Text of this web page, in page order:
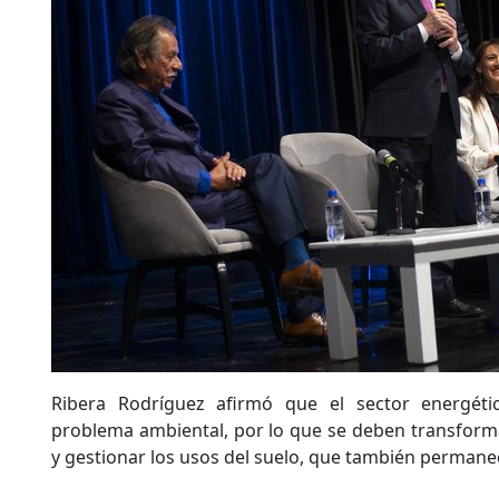
Ribera Rodríguez afirmó que el sector
problema ambiental, por lo que se deben
y gestionar los usos del suelo, que también